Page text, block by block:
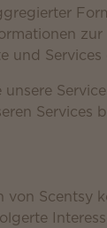
und
Services
Scentsy